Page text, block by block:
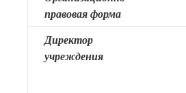
правовая форма
Директор
учреждения